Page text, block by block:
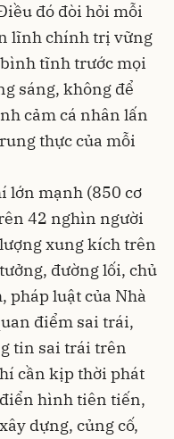
đó đòi hỏi mỗi
lĩnh chính trị vững
tĩnh trước mọi
sáng, không để
cảm cá nhân lấn
thực của mỗi
lớn mạnh (850 cơ
42 nghìn người
xung kích trên
đường lối, chủ
pháp luật của Nhà
điểm sai trái,
tin sai trái trên
cần kịp thời phát
hình tiên tiến,
dựng, củng cố,